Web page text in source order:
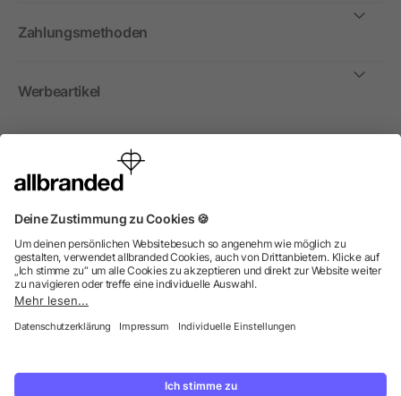
Zahlungsmethoden
Werbeartikel
International
Wir verkaufen Werbeartikel, Werbemittel und
Vereine. Alle Preise zzgl. MwSt.